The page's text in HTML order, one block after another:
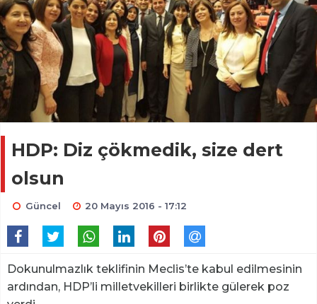
HDP: Diz çökmedik, size dert
olsun
Güncel 20 Mayıs 2016 - 17:12
Dokunulmazlık teklifinin Meclis’te kabul edilmesinin
ardından, HDP’li milletvekilleri birlikte gülerek poz